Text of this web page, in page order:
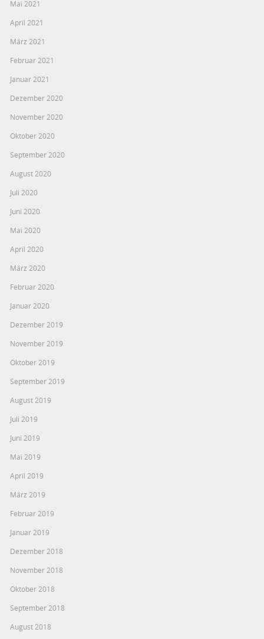
Mai 2021
April 2021
März 2021
Februar 2021
Januar 2021
Dezember 2020
November 2020
Oktober 2020
September 2020
August 2020
Juli 2020
Juni 2020
Mai 2020
April 2020
März 2020
Februar 2020
Januar 2020
Dezember 2019
November 2019
Oktober 2019
September 2019
August 2019
Juli 2019
Juni 2019
Mai 2019
April 2019
März 2019
Februar 2019
Januar 2019
Dezember 2018
November 2018
Oktober 2018
September 2018
August 2018